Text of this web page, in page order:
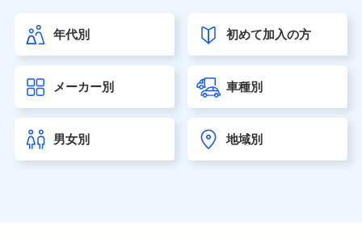
第一ネオ生命保険株式会社（https://neofirst.co.jp/）
大樹生命保険株式会社（https://www.taiju-life.co.jp）
seimei.co.jp）
チューリッヒ生命保険株式会社
東京海上日動あんしん生命保険株式会社
（https://www.tmn-anshin.co.jp/）
年代別 初めて加入の方
メーカー別 車種別
男女別 地域別